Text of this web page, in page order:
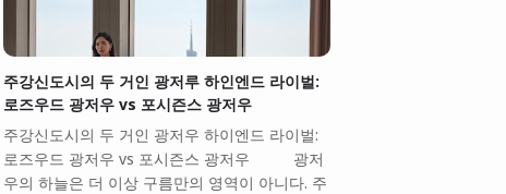
주강신도시의 두 거인 광저루 하인엔드 라이벌:
로즈우드 광저우 vs 포시즌스 광저우
주강신도시의 두 거인 광저우 하이엔드 라이벌:
로즈우드 광저우 vs 포시즌스 광저우 광저
우의 하늘은 더 이상 구름만의 영역이 아니다. 주